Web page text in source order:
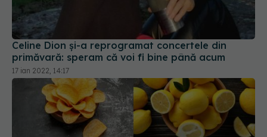
Celine Dion și-a reprogramat concertele din
primăvară: speram că voi fi bine până acum
17 ian 2022, 14:17